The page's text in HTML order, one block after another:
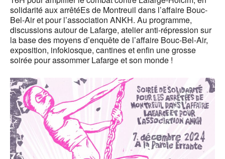
solidarité aux arrêtéEs de Montreuil dans l’affaire Bouc-
Bel-Air et pour l’association ANKH. Au programme,
discussions autour de Lafarge, atelier anti-répression sur
la base des moyens d’enquête de l’affaire Bouc-Bel-Air,
exposition, infokiosque, cantines et enfin une grosse
soirée pour assommer Lafarge et son monde !